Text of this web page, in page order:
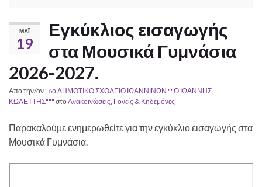
ΜΆΙ
19
Εγκύκλιος εισαγωγής
στα Μουσικά Γυμνάσια
2026-2027.
Από την/ον"6ο ΔΗΜΟΤΙΚΟ ΣΧΟΛΕΙΟ ΙΩΑΝΝΙΝΩΝ ""Ο ΙΩΑΝΝΗΣ
ΚΩΛΕΤΤΗΣ""" στοΑνακοινώσεις Γονείς & Κηδεμόνες
Παρακαλούμε ενημερωθείτε για την εγκύκλιο εισαγωγής στα
Μουσικά Γυμνάσια.